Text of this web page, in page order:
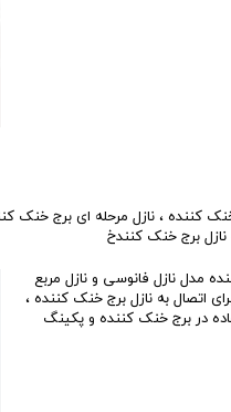
کننده ، نازل مرحله ای برج خنک
برج خنک کنندخ
مدل نازل فانوسی و نازل مربع
دار برای اتصال به نازل برج خنک کننده ،
در برج خنک کننده و پکینگ